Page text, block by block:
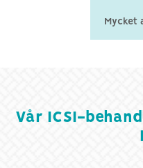
Mycket
Vår ICSI-